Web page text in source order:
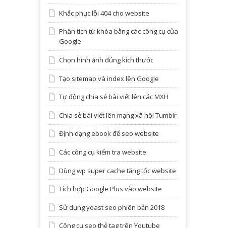
Khắc phục lỗi 404 cho website
Phân tích từ khóa bằng các công cụ của
Google
Chọn hình ảnh đúng kích thước
Tạo sitemap và index lên Google
Tự động chia sẻ bài viết lên các MXH
Chia sẻ bài viết lên mạng xã hội Tumblr
Định dạng ebook để seo website
Các công cụ kiểm tra website
Dùng wp super cache tăng tốc website
Tích hợp Google Plus vào website
Sử dụng yoast seo phiên bản 2018
Công cụ seo thẻ tag trên Youtube